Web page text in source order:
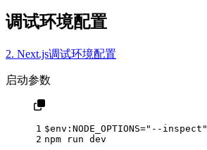
调试环境配置
2. Next.js调试环境配置
启动参数
1
2
$env:NODE_OPTIONS="--inspect"
npm run dev